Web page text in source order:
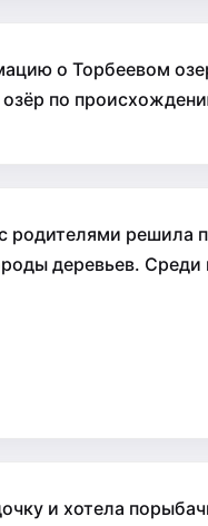
о Торбеевом
по
родителями решила
деревьев.
и хотела